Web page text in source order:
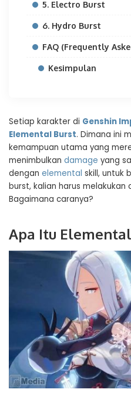
5. Electro Burst
6. Hydro Burst
FAQ (Frequently
Kesimpulan
Setiap karakter di Genshin
Elemental Burst. Dimana ini
kemampuan utama yang
menimbulkan damage yang
dengan elemental skill, untuk
burst, kalian harus melakukan
Bagaimana caranya?
Apa Itu